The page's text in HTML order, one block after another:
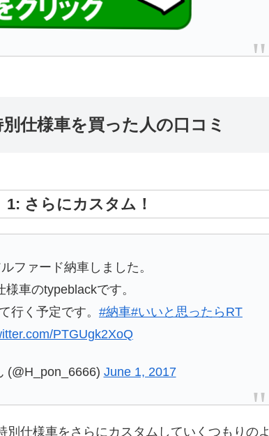
仕様車を買った人の口コミ
1: さらにカスタム！
ファード納車しました。
様車のtypeblackです。
行く予定です。 #納車#いいと思ったらRT
PTGUgk2XoQ
(@H_pon_6666) June 1, 2017
別仕様車をさらにカスタムしていくつもりのよ